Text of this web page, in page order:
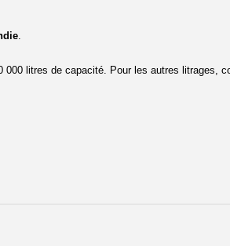
.
000 litres de capacité. Pour les autres litrages,